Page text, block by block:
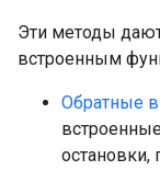
Эти методы
встроенным
Обратные
остановки,